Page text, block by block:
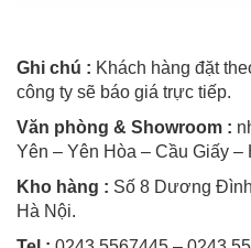
Ghi chú : Khách hàng đặt
công ty sẽ báo giá trực tiếp.
Văn phòng & Showroom :
Yên – Yên Hòa – Cầu Giấy –
Kho hàng : Số 8 Dương
Hà Nội.